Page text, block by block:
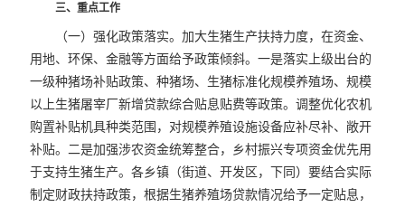
三、重点工作
（一）强化政策落实。加大生猪生产扶持力度，在资金、
用地、环保、金融等方面给予政策倾斜。一是落实上级出台的
一级种猪场补贴政策、种猪场、生猪标准化规模养殖场、规模
以上生猪屠宰厂新增贷款综合贴息贴费等政策。调整优化农机
购置补贴机具种类范围，对规模养殖设施设备应补尽补、敞开
补贴。二是加强涉农资金统筹整合，乡村振兴专项资金优先用
于支持生猪生产。各乡镇（街道、开发区，下同）要结合实际
制定财政扶持政策，根据生猪养殖场贷款情况给予一定贴息，